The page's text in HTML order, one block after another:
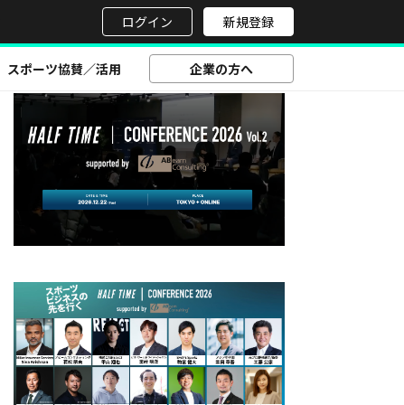
ログイン 新規登録
スポーツ協賛／活用 企業の方へ